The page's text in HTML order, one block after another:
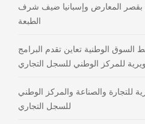
بقصر المعارض وإسبانيا ضيف شرف
الطبعة
السوق الوطنية تعاين تقدم البرامج
للمركز الوطني للسجل التجاري
للتجارة والصناعة والمركز الوطني
للسجل التجاري